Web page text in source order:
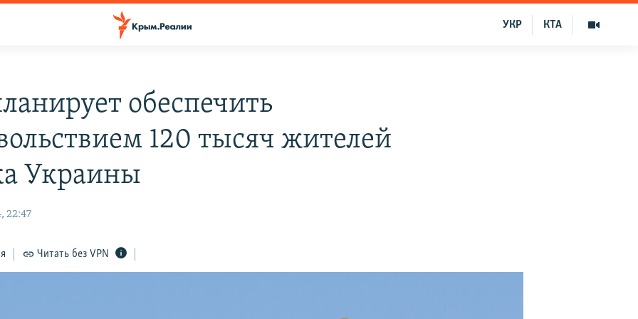
КТА
УКР
обеспечить
120 тысяч жителей
Украины
22:47
Читать без VPN